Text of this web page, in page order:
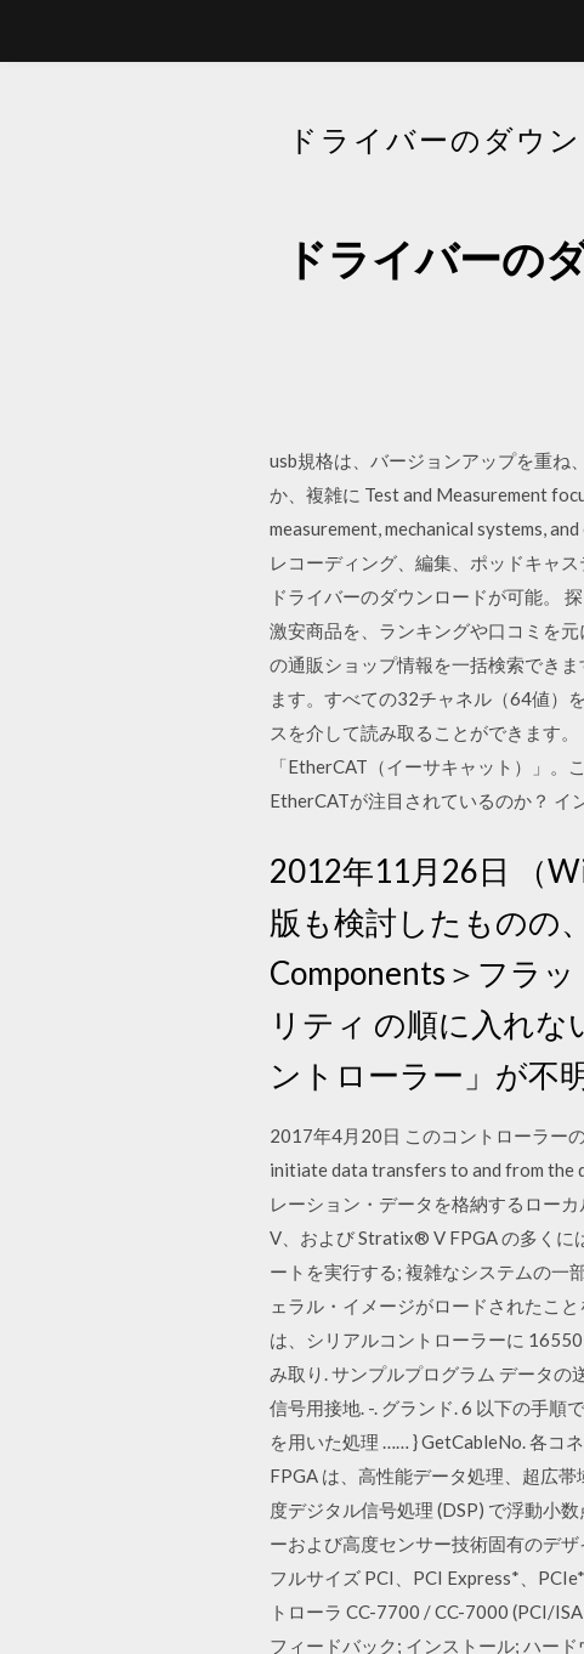
ドライバーのダウ
ドライバーの
usb規格は、バージョンアップを重ね
か、複雑に Test and Measurement
measurement, mechanical systems,
レコーディング、編集、ポッドキャ
ドライバーのダウンロードが可能。
激安商品を、ランキングや口コミを
の通販ショップ情報を一括検索でき
ます。すべての32チャネル（64値）
スを介して読み取ることができます
「EtherCAT（イーサキャット）」。
EtherCATが注目されているのか？
2012年11月26日 （
版も検討したものの
Components＞フラ
リティ の順に入れ
ントローラー」が不
2017年4月20日 このコントローラー
initiate data transfers to and from the
レーション・データを格納するロー
V、および Stratix® V FPGA の多くに
ートを実行する; 複雑なシステムの一
ェラル・イメージがロードされたこ
は、シリアルコントローラーに
み取り. サンプルプログラム データの
信号用接地. -. グランド. 6 以下の手
を用いた処理 …… } GetCableNo. 各コ
FPGA は、高性能データ処理、超広
度デジタル信号処理 (DSP) で浮動小
ーおよび高度センサー技術固有のデ
フルサイズ PCI、PCI Express*、
トローラ CC-7700 / CC-7000 (PCI/
フィードバック; インストール; ハー